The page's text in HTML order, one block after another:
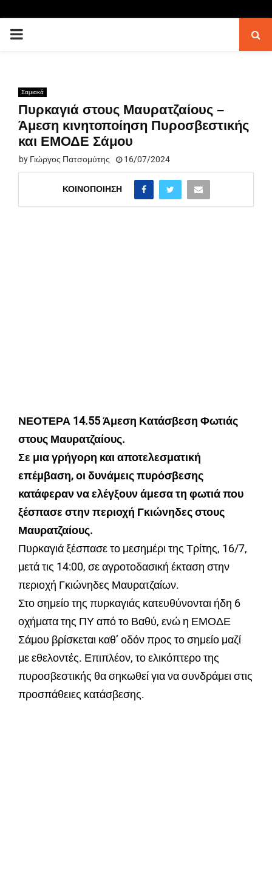
PRIMARY
Σαμιακά
Πυρκαγιά στους Μαυρατζαίους –
Άμεση κινητοποίηση Πυροσβεστικής
και ΕΜΟΔΕ Σάμου
by Γιώργος Πατσομύτης 16/07/2024
ΚΟΙΝΟΠΟΊΗΣΗ
ΝΕΟΤΕΡΑ 14.55 Άμεση Κατάσβεση Φωτιάς
στους Μαυρατζαίους.
Σε μια γρήγορη και αποτελεσματική
επέμβαση, οι δυνάμεις πυρόσβεσης
κατάφεραν να ελέγξουν άμεσα τη φωτιά που
ξέσπασε στην περιοχή Γκιώνηδες στους
Μαυρατζαίους.
Πυρκαγιά ξέσπασε το μεσημέρι της Τρίτης, 16/7,
μετά τις 14:00, σε αγροτοδασική έκταση στην
περιοχή Γκιώνηδες Μαυρατζαίων.
Στο σημείο της πυρκαγιάς κατευθύνονται ήδη 6
οχήματα της ΠΥ από το Βαθύ, ενώ η ΕΜΟΔΕ
Σάμου βρίσκεται καθ’ οδόν προς το σημείο μαζί
με εθελοντές. Επιπλέον, το ελικόπτερο της
πυροσβεστικής θα σηκωθεί για να συνδράμει στις
προσπάθειες κατάσβεσης.